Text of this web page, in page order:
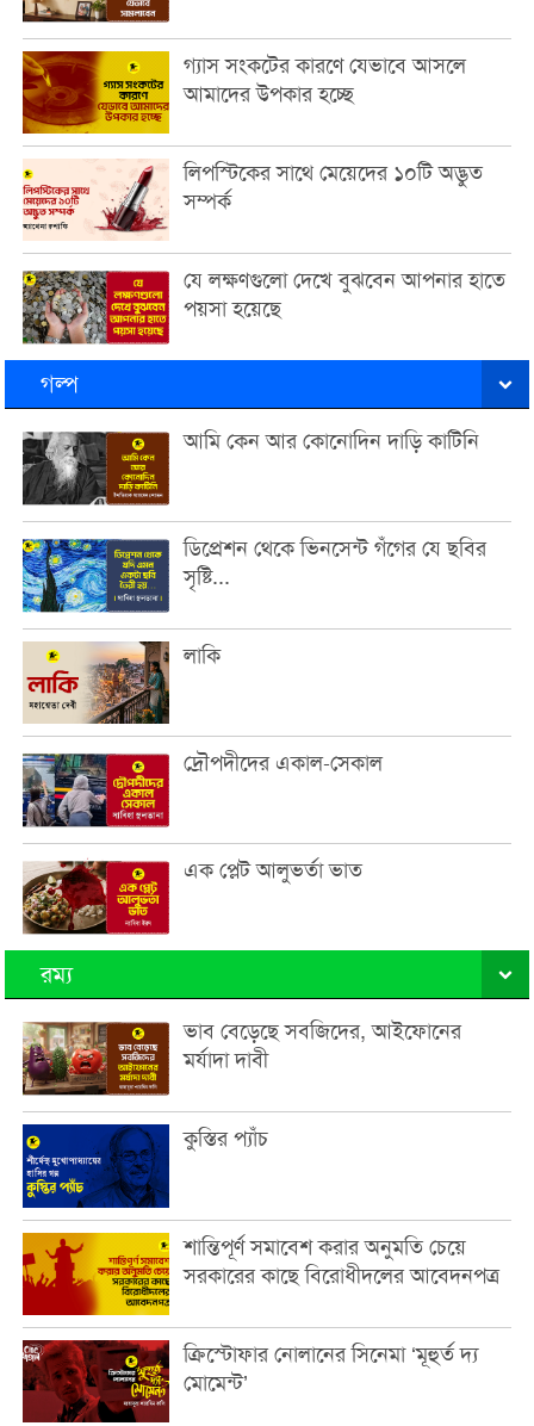
গ্যাস সংকটের কারণে যেভাবে আসলে
আমাদের উপকার হচ্ছে
লিপস্টিকের সাথে মেয়েদের ১০টি অদ্ভুত
সম্পর্ক
যে লক্ষণগুলো দেখে বুঝবেন আপনার হাতে
পয়সা হয়েছে
গল্প
আমি কেন আর কোনোদিন দাড়ি কাটিনি
ডিপ্রেশন থেকে ভিনসেন্ট গঁগের যে ছবির
সৃষ্টি...
লাকি
দ্রৌপদীদের একাল-সেকাল
এক প্লেট আলুভর্তা ভাত
রম্য
ভাব বেড়েছে সবজিদের, আইফোনের
মর্যাদা দাবী
কুস্তির প্যাঁচ
শান্তিপূর্ণ সমাবেশ করার অনুমতি চেয়ে
সরকারের কাছে বিরোধীদলের আবেদনপত্র
ক্রিস্টোফার নোলানের সিনেমা ‘মূহুর্ত দ্য
মোমেন্ট’